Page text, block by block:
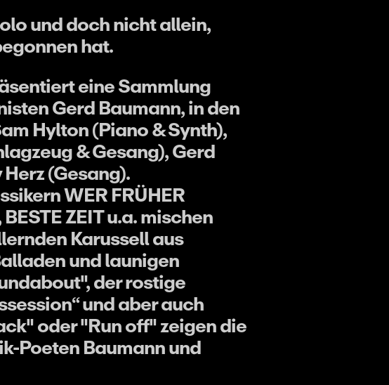
und doch nicht allein,
hat.
eine Sammlung
Gerd Baumann, in den
Hylton (Piano & Synth),
& Gesang), Gerd
(Gesang).
WER FRÜHER
ZEIT u.a. mischen
Karussell aus
und launigen
der rostige
und aber auch
oder "Run off" zeigen die
Poeten Baumann und